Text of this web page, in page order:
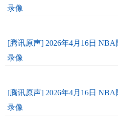
录像
[腾讯原声] 2026年4月16日
录像
[腾讯原声] 2026年4月16日
录像